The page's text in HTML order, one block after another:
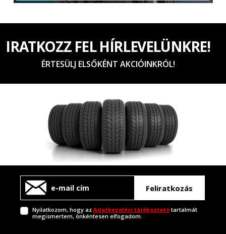
IRATKOZZ FEL HÍRLEVELÜNKRE!
ÉRTESÜLJ ELSŐKÉNT AKCIÓINKRÓL!
Feliratkozás
Nyilatkozom, hogy azAdatkezelési tájékoztató tartalmát
megismertem, önkéntesen elfogadom.